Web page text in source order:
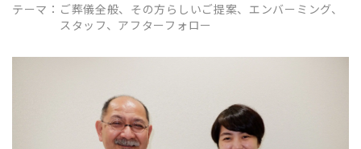
テーマ： ご葬儀全般、その方らしいご提案、エンバーミング、
スタッフ、アフターフォロー